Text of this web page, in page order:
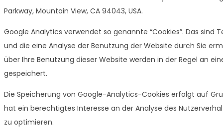
Parkway, Mountain View, CA 94043, USA.
Google Analytics verwendet so genannte “Cookies”. Das
und die eine Analyse der Benutzung der Website durch Sie
über Ihre Benutzung dieser Website werden in der Regel an
gespeichert.
Die Speicherung von Google-Analytics-Cookies erfolgt auf
hat ein berechtigtes Interesse an der Analyse des
zu optimieren.